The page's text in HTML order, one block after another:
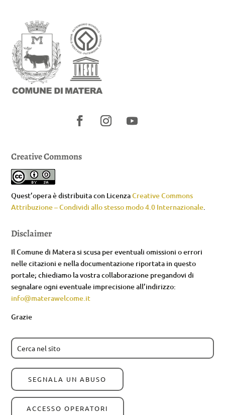
Creative Commons
Quest’opera è distribuita con LicenzaCreative Commons
Attribuzione – Condividi allo stesso modo 4.0 Internazionale.
Disclaimer
Il Comune di Matera si scusa per eventuali omissioni o errori
nelle citazioni e nella documentazione riportata in questo
portale; chiediamo la vostra collaborazione pregandovi di
segnalare ogni eventuale imprecisione all’indirizzo:
info@materawelcome.it
Grazie
SEGNALA UN ABUSO
ACCESSO OPERATORI